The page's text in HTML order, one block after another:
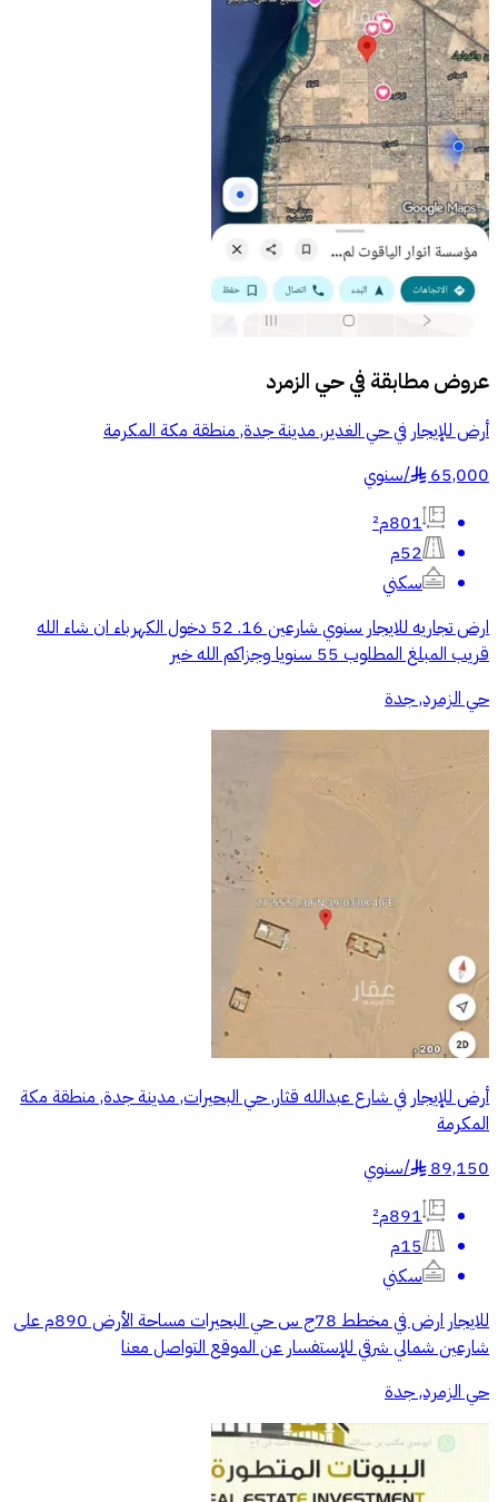
عروض مطابقة فيحي الزمرد
أرض للإيجار في حي الغدير, مدينة جدة, منطقة مكة المكرمة
65,000
§
/سنوي
801م²
52م
سكني
ارض تجاريه للايجار سنوي شارعين 16. 52 دخول الكهرباء ان شاء الله
قريب المبلغ المطلوب 55 سنويا وجزاكم الله خير
حي الزمرد, جدة
أرض للإيجار في شارع عبدالله قثار, حي البحيرات, مدينة جدة, منطقة مكة
المكرمة
89,150
§
/سنوي
891م²
15م
سكني
للايجار ارض في مخطط 78ج س حي البحيرات مساحة الأرض 890م على
شارعين شمالي شرقي للإستفسار عن الموقع التواصل معنا
حي الزمرد, جدة